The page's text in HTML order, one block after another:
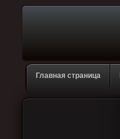
Главная страница